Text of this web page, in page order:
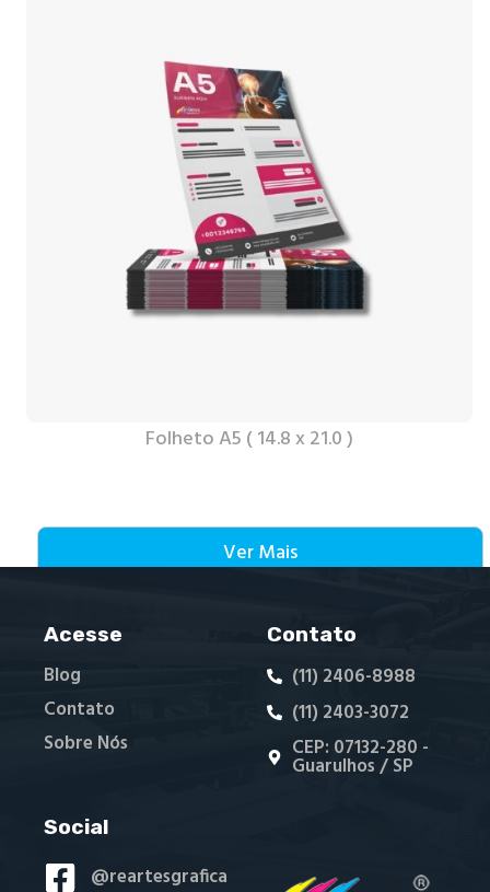
Folheto A5 ( 14.8 x 21.0 )
Ver Mais
Acesse
Blog
Contato
Sobre Nós
Contato
(11) 2406-8988
(11) 2403-3072
CEP: 07132-280 -
Guarulhos / SP
Social
@reartesgrafica